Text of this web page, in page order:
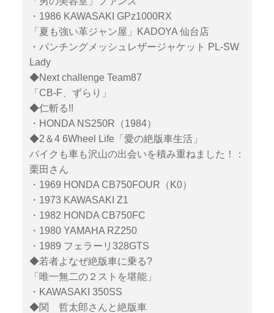
・1986 KAWASAKI GPz1000RX
「夏も強い革ジャン屋」KADOYA 仙台店
・パンチングメッシュレザージャケット PL-SW
Lady
◆Next challenge Team87
「CB-F、ずらり」
◆仁斬る!!
・HONDA NS250R（1984）
◆2＆4 6Wheel Life「愛の絶版車生活」
バイクも車も沢山の出会いを積み重ねました！：
栗田さん
・1969 HONDA CB750FOUR（K0）
・1973 KAWASAKI Z1
・1982 HONDA CB750FC
・1980 YAMAHA RZ250
・1989 フェラーリ328GTS
◆若者よなぜ絶版車に乗る?
「唯一無二の２ストを堪能」
・KAWASAKI 350SS
◆関 哲太郎さんと絶版車